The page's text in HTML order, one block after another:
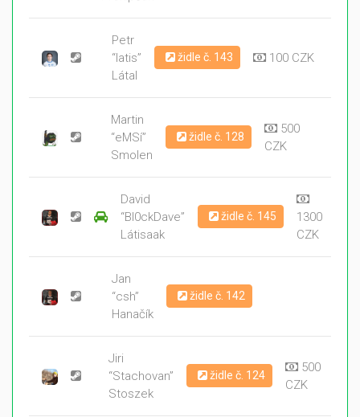
Petr
“latis”
Látal
židle č. 143 100 CZK
Martin
“eMSí”
Smolen
židle č. 128
500
CZK
David
“Bl0ckDave”
Látisaak
židle č. 145
1300
CZK
Jan
“csh”
Hanačík
židle č. 142
Jiri
“Stachovan”
Stoszek
židle č. 124
500
CZK